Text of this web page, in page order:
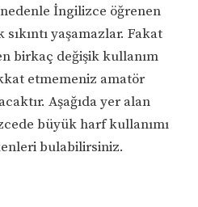
İngilizce öğrenen
yaşamazlar. Fakat
birkaç değişik kullanım
etmemeniz amatör
Aşağıda yer alan
büyük harf kullanımı
bulabilirsiniz.